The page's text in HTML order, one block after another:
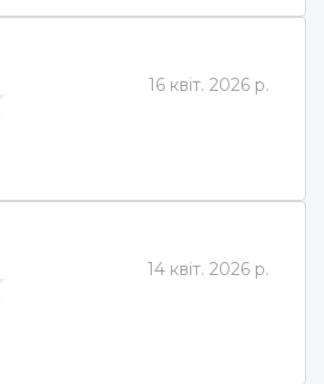
16 квіт. 2026 р.
14 квіт. 2026 р.